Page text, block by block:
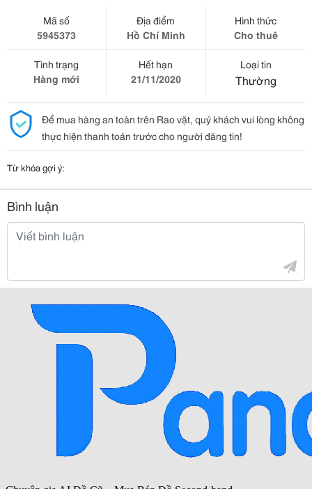
Mã số
5945373
Địa điểm
Hồ Chí Minh
Hình thức
Cho thuê
Tình trạng
Hàng mới
Hết hạn
21/11/2020
Loại tin
Thường
Để mua hàng an toàn trên Rao vặt, quý khách vui lòng không
thực hiện thanh toán trước cho người đăng tin!
Từ khóa gợi ý:
Bình luận